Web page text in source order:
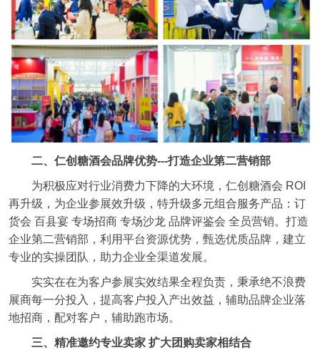
二、仁创糖酒会品牌优势---打造企业第二营销部
为积极应对行业消费力下降的大环境，仁创糖酒会 ROI
再升级，为企业参展效升级，特升级多元组合服务产品：订
货会 百县宴 专场招商 专场沙龙 品牌评鉴会 全员营销。打造
企业第二营销部，利用平台资源优势，甄选优质品牌，建立
专业的实操团队，助力企业全渠道发展。
实实在在为客户参展实效结果全程负责，秉承绝不浪费
展商每一分投入，提高客户投入产出效益，辅助品牌企业落
地招商，配对客户，辅助跑市场。
三、精准邀约专业卖家 扩大团购卖家相结合